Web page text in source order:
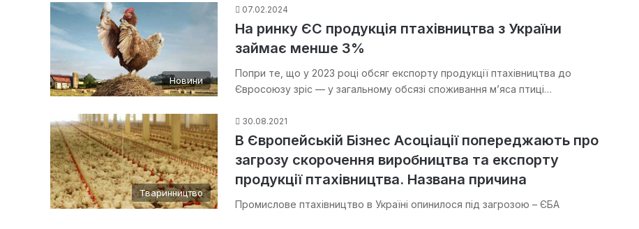
Новини
07.02.2024
На ринку ЄС продукція птахівництва з України
займає менше 3%
Попри те, що у 2023 році обсяг експорту продукції птахівництва до
Євросоюзу зріс — у загальному обсязі споживання м’яса птиці…
Тваринництво
30.08.2021
В Європейській Бізнес Асоціації попереджають про
загрозу скорочення виробництва та експорту
продукції птахівництва. Названа причина
Промислове птахівництво в Україні опинилося під загрозою – ЄБА